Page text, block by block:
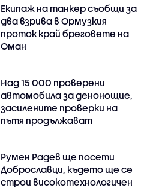
Екипаж на танкер съобщи за
два взрива в Ормузкия
проток край бреговете на
Оман
Над 15 000 проверени
автомобила за денонощие,
засилените проверки на
пътя продължават
Румен Радев ще посети
Доброславци, където ще се
строи високотехнологичен